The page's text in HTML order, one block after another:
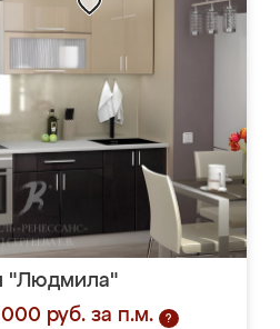
"Людмила"
руб. за п.м.
?